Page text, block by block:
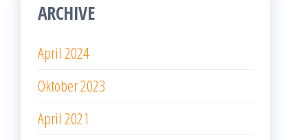
ARCHIVE
April 2024
Oktober 2023
April 2021